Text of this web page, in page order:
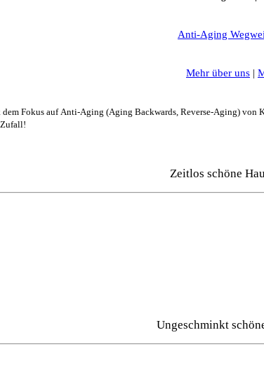
Anti-Aging
Mehr über uns |
Fokus auf Anti-Aging (Aging Backwards, Reverse-Aging) von
Zeitlos schöne
Ungeschminkt